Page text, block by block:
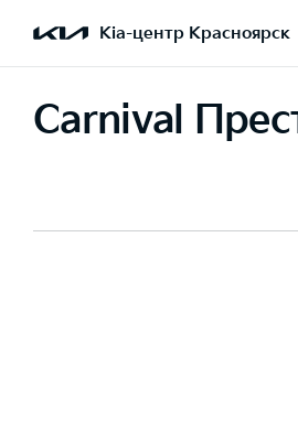
Kia-центр Красноярск
Carnival